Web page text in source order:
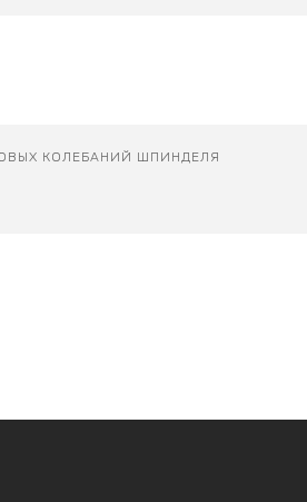
КОЛЕБАНИЙ ШПИНДЕЛЯ